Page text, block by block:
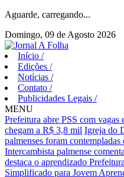
Aguarde, carregando...
Domingo, 09 de Agosto 2026
Início /
Edições /
Notícias /
Contato /
Publicidades Legais /
MENU
Prefeitura abre PSS com vagas
chegam a R$ 3,8 mil Igreja do
palmenses foram contempladas
Intercambista palmense
destaca o aprendizado
Simplificado para Jovem